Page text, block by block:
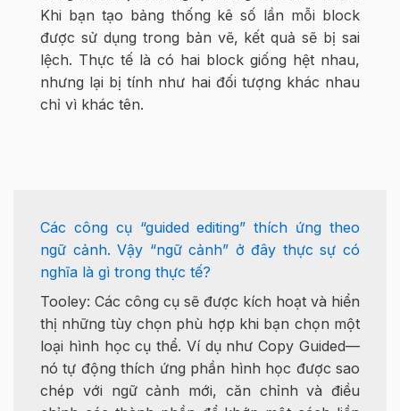
Khi bạn tạo bảng thống kê số lần mỗi block
được sử dụng trong bản vẽ, kết quả sẽ bị sai
lệch. Thực tế là có hai block giống hệt nhau,
nhưng lại bị tính như hai đối tượng khác nhau
chỉ vì khác tên.
Các công cụ “guided editing” thích ứng theo
ngữ cảnh. Vậy “ngữ cảnh” ở đây thực sự có
nghĩa là gì trong thực tế?
Tooley: Các công cụ sẽ được kích hoạt và hiển
thị những tùy chọn phù hợp khi bạn chọn một
loại hình học cụ thể. Ví dụ như Copy Guided—
nó tự động thích ứng phần hình học được sao
chép với ngữ cảnh mới, căn chỉnh và điều